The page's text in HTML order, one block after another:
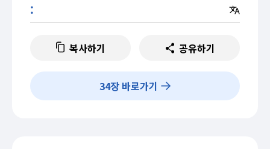
:
복사하기 공유하기
34장 바로가기